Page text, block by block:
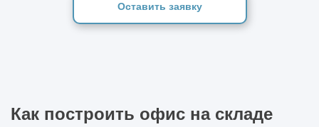
Оставить заявку
Как построить офис на складе